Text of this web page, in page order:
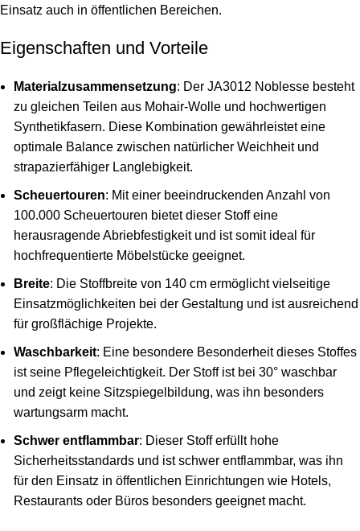
Einsatz auch in öffentlichen Bereichen.
Eigenschaften und Vorteile
Materialzusammensetzung: Der JA3012 Noblesse besteht
zu gleichen Teilen aus Mohair-Wolle und hochwertigen
Synthetikfasern. Diese Kombination gewährleistet eine
optimale Balance zwischen natürlicher Weichheit und
strapazierfähiger Langlebigkeit.
Scheuertouren: Mit einer beeindruckenden Anzahl von
100.000 Scheuertouren bietet dieser Stoff eine
herausragende Abriebfestigkeit und ist somit ideal für
hochfrequentierte Möbelstücke geeignet.
Breite: Die Stoffbreite von 140 cm ermöglicht vielseitige
Einsatzmöglichkeiten bei der Gestaltung und ist ausreichend
für großflächige Projekte.
Waschbarkeit: Eine besondere Besonderheit dieses Stoffes
ist seine Pflegeleichtigkeit. Der Stoff ist bei 30° waschbar
und zeigt keine Sitzspiegelbildung, was ihn besonders
wartungsarm macht.
Schwer entflammbar: Dieser Stoff erfüllt hohe
Sicherheitsstandards und ist schwer entflammbar, was ihn
für den Einsatz in öffentlichen Einrichtungen wie Hotels,
Restaurants oder Büros besonders geeignet macht.